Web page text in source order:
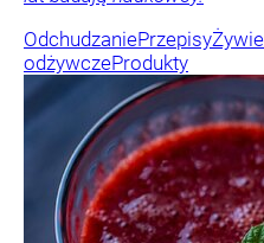
OdchudzaniePrzepisy
odżywczeProdukty